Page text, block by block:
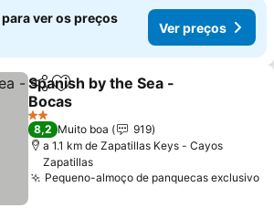
ver os preços
Ver preços
PartilharAdicionar aos favoritos
Spanish by the Sea -
Bocas
Ver preços
2 Estrelas
8,2 Muito boa
919
a 1.1 km de Zapatillas Keys - Cayos
Zapatillas
Pequeno-almoço de panquecas exclusivo